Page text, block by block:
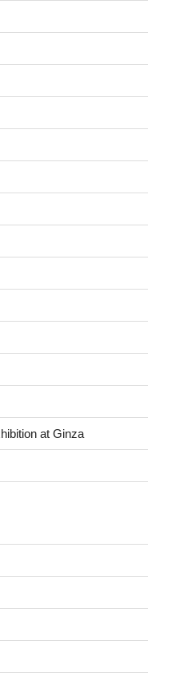
at Ginza